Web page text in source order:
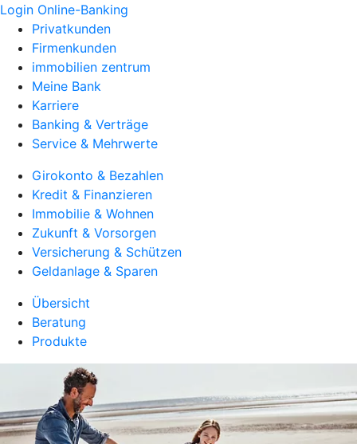
Login Online-Banking
Privatkunden
Firmenkunden
immobilien zentrum
Meine Bank
Karriere
Banking & Verträge
Service & Mehrwerte
Girokonto & Bezahlen
Kredit & Finanzieren
Immobilie & Wohnen
Zukunft & Vorsorgen
Versicherung & Schützen
Geldanlage & Sparen
Übersicht
Beratung
Produkte